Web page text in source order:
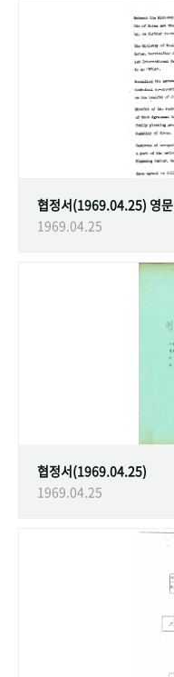
협정서(1969.04.25) 영문
1969.04.25
협정서(1969.04.25)
1969.04.25